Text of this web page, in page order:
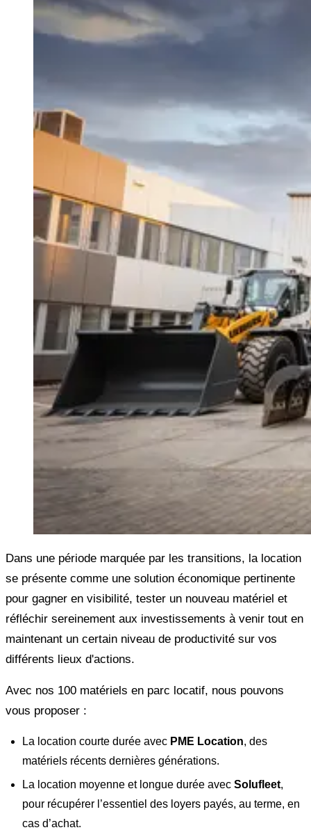
Dans une période marquée par les transitions, la location
se présente comme une solution économique pertinente
pour gagner en visibilité, tester un nouveau matériel et
réfléchir sereinement aux investissements à venir tout en
maintenant un certain niveau de productivité sur vos
différents lieux d'actions.
Avec nos 100 matériels en parc locatif, nous pouvons
vous proposer :
La location courte durée avec PME Location, des
matériels récents dernières générations.
La location moyenne et longue durée avec Solufleet,
pour récupérer l’essentiel des loyers payés, au terme, en
cas d’achat.